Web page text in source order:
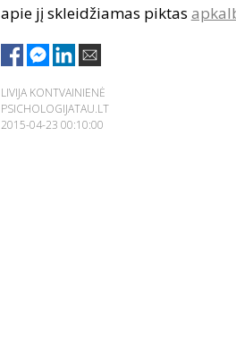
apie jį skleidžiamas piktas
LIVIJA KONTVAINIENĖ
PSICHOLOGIJATAU.LT
2015-04-23 00:10:00